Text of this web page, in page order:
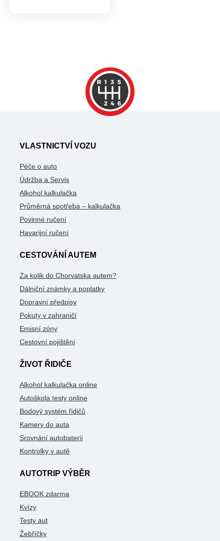
VLASTNICTVÍ VOZU
Péče o auto
Údržba a Servis
Alkohol kalkulačka
Průměrná spotřeba – kalkulačka
Povinné ručení
Havarijní ručení
CESTOVÁNÍ AUTEM
Za kolik do Chorvatska autem?
Dálniční známky a poplatky
Dopravní předpisy
Pokuty v zahraničí
Emisní zóny
Cestovní pojištění
ŽIVOT ŘIDIČE
Alkohol kalkulačka online
Autoškola testy online
Bodový systém řidičů
Kamery do auta
Srovnání autobaterií
Kontrolky v autě
AUTOTRIP VÝBĚR
EBOOK zdarma
Kvízy
Testy aut
Žebříčky